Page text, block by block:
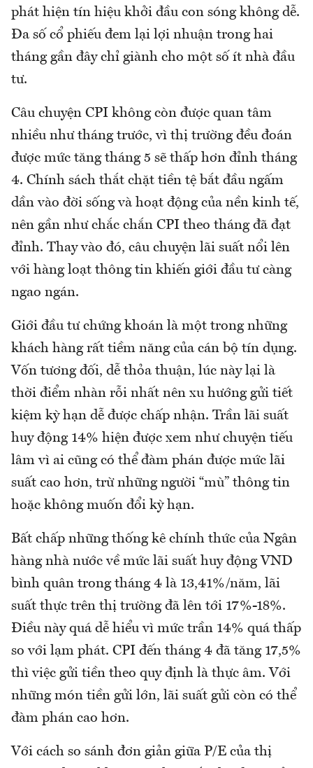
phát hiện tín hiệu khởi đầu con sóng không dễ.
Đa số cổ phiếu đem lại lợi nhuận trong hai
tháng gần đây chỉ giành cho một số ít nhà đầu
tư.
Câu chuyện CPI không còn được quan tâm
nhiều như tháng trước, vì thị trường đều đoán
được mức tăng tháng 5 sẽ thấp hơn đỉnh tháng
4. Chính sách thắt chặt tiền tệ bắt đầu ngấm
dần vào đời sống và hoạt động của nền kinh tế,
nên gần như chắc chắn CPI theo tháng đã đạt
đỉnh. Thay vào đó, câu chuyện lãi suất nổi lên
với hàng loạt thông tin khiến giới đầu tư càng
ngao ngán.
Giới đầu tư chứng khoán là một trong những
khách hàng rất tiềm năng của cán bộ tín dụng.
Vốn tương đối, dễ thỏa thuận, lúc này lại là
thời điểm nhàn rỗi nhất nên xu hướng gửi tiết
kiệm kỳ hạn dễ được chấp nhận. Trần lãi suất
huy động 14% hiện được xem như chuyện tiếu
lâm vì ai cũng có thể đàm phán được mức lãi
suất cao hơn, trừ những người “mù” thông tin
hoặc không muốn đổi kỳ hạn.
Bất chấp những thống kê chính thức của Ngân
hàng nhà nước về mức lãi suất huy động VND
bình quân trong tháng 4 là 13,41%/năm, lãi
suất thực trên thị trường đã lên tới 17%-18%.
Điều này quá dễ hiểu vì mức trần 14% quá thấp
so với lạm phát. CPI đến tháng 4 đã tăng 17,5%
thì việc gửi tiền theo quy định là thực âm. Với
những món tiền gửi lớn, lãi suất gửi còn có thể
đàm phán cao hơn.
Với cách so sánh đơn giản giữa P/E của thị